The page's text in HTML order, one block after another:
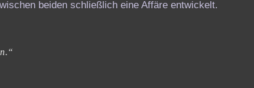
beiden schließlich eine Affäre entwickelt.